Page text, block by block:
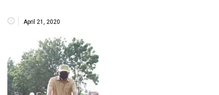
April 21, 2020